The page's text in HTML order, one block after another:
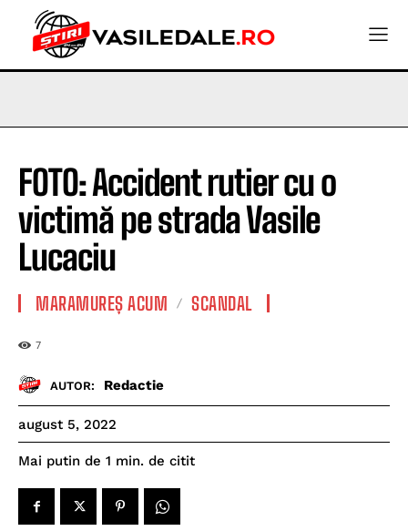
FOTO: Accident rutier cu o
victimă pe strada Vasile
Lucaciu
MARAMUREȘ ACUM SCANDAL
7
AUTOR: Redactie
august 5, 2022
Mai putin de 1 min. de citit